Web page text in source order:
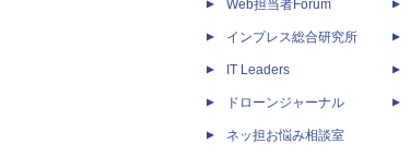
Web担当者Forum
インプレス総合研究所
IT Leaders
ドローンジャーナル
ネッ担お悩み相談室